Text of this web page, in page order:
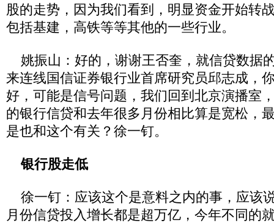
股的走势，因为我们看到，明显资金开始转
包括基建，高铁等等其他的一些行业。
姚振山：好的，谢谢王否奎，就信贷数据
来连线国信证券银行业首席研究员邱志成，
好，可能是信号问题，我们回到北京演播室
的银行信贷和去年很多月份相比算是宽松，
是也和这个有关？徐一钉。
银行股走低
徐一钉：应该这个是意料之内的事，应该
月份信贷投入增长都是超万亿，今年不同的